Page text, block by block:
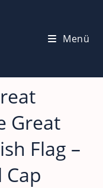
Menü
Great
Flag –